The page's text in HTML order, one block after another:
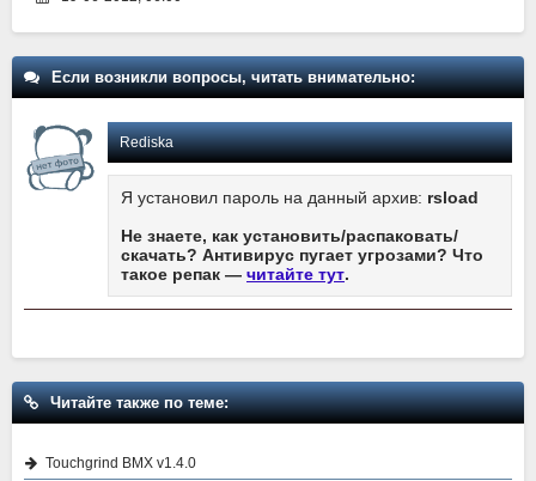
Если возникли вопросы, читать внимательно:
Rediska
Я установил пароль на данный архив: rsload
Не знаете, как установить/распаковать/
скачать? Антивирус пугает угрозами? Что
такое репак — читайте тут.
Читайте также по теме:
Touchgrind BMX v1.4.0